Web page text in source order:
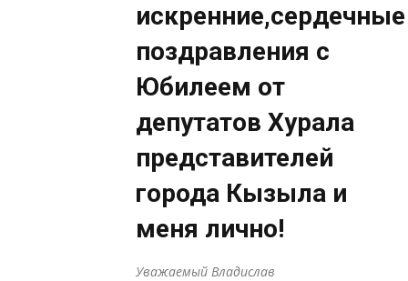
искренние,сердечные
поздравления с
Юбилеем от
депутатов Хурала
представителей
города Кызыла и
меня лично!
Уважаемый Владислав